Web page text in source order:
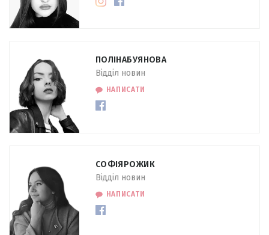
ПОЛІНАБУЯНОВА
Відділ новин
НАПИСАТИ
СОФІЯРОЖИК
Відділ новин
НАПИСАТИ